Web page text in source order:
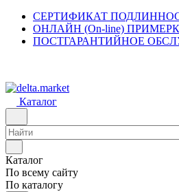
СЕРТИФИКАТ
ОНЛАЙН (On-line)
ПОСТГАРАНТИЙНОЕ
Каталог
Каталог
По всему сайту
По каталогу